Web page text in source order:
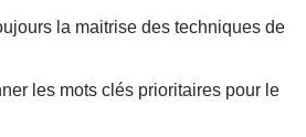
la maitrise des techniques de
les mots clés prioritaires pour le